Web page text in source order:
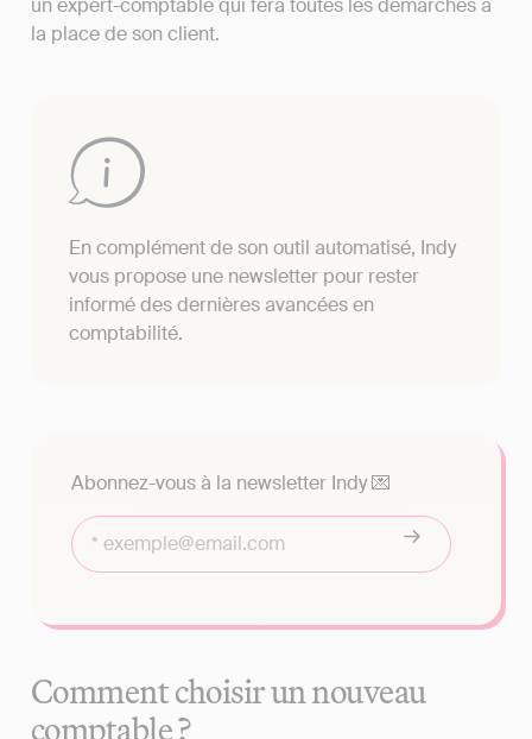
un expert-comptable qui fera toutes les démarches à
la place de son client.
En complément de son outil automatisé, Indy
vous propose une newsletter pour rester
informé des dernières avancées en
comptabilité.
Abonnez-vous à la newsletter Indy 💌
Comment choisir un nouveau
comptable ?